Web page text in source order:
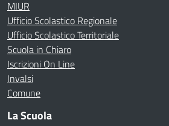
MIUR
Ufficio Scolastico Regionale
Ufficio Scolastico Territoriale
Scuola in Chiaro
Iscrizioni On Line
Invalsi
Comune
La Scuola